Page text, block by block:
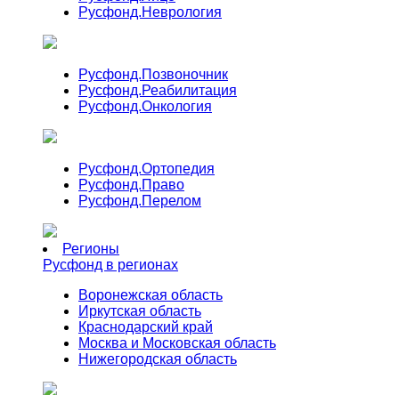
Русфонд.Неврология
Русфонд.Позвоночник
Русфонд.Реабилитация
Русфонд.Онкология
Русфонд.Ортопедия
Русфонд.Право
Русфонд.Перелом
Регионы
Русфонд в регионах
Воронежская область
Иркутская область
Краснодарский край
Москва и Московская область
Нижегородская область